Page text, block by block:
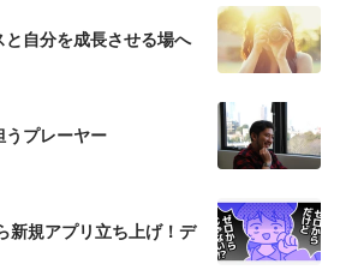
自分を成長させる場へ
プレーヤー
規アプリ立ち上げ！デ